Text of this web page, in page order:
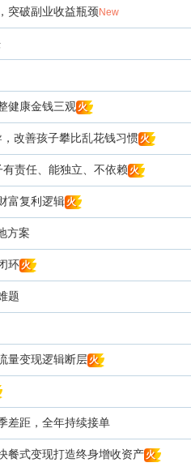
突破副业收益瓶颈 New
健康金钱三观 火
改善孩子攀比乱花钱习惯 火
责任、能独立、不依赖 火
富复利逻辑 火
方案
环 火
题
量变现逻辑断层 火
差距，全年持续接单
餐式变现打造终身增收资产 火